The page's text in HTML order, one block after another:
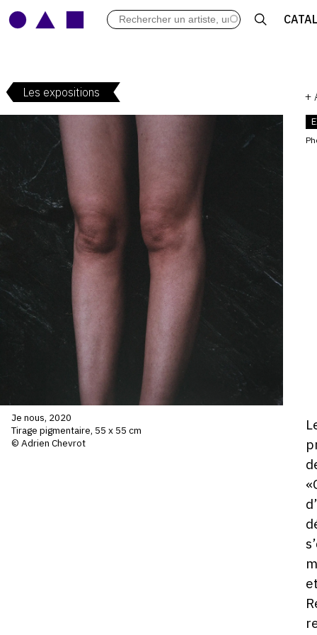
ARCHIVES DES EXPOSITIONS
Les expositions +
Je nous, 2020
Tirage pigmentaire, 55 x 55 cm
© Adrien Chevrot